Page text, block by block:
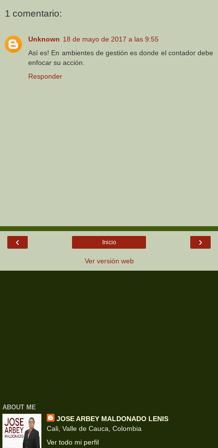
1 comentario:
Unknown 18 de mayo de 2017 a las 9:55
Así es! En ambientes de gestión es donde el contador debe
enfocar su acción.
Responder
‹ ›
Inicio
Ver versión web
ABOUT ME
JOSE ARBEY MALDONADO LENIS
Cali, Valle de Cauca, Colombia
Ver todo mi perfil